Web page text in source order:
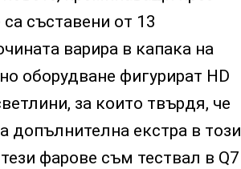
съставени от 13
варира в капака на
оборудване фигурират HD
за които твърдя, че
допълнителна екстра в този
фарове съм тествал в Q7